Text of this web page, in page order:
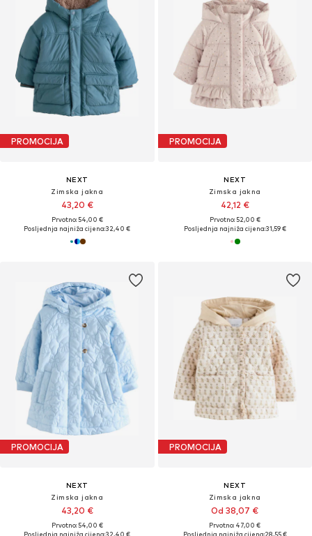
PROMOCIJA
NEXT
Zimska jakna
43,20 €
Prvotno: 54,00 €
Posljednja najniža cijena:32,40 €
PROMOCIJA
NEXT
Zimska jakna
42,12 €
Prvotno: 52,00 €
Posljednja najniža cijena:31,59 €
PROMOCIJA
NEXT
Zimska jakna
43,20 €
Prvotno: 54,00 €
PROMOCIJA
NEXT
Zimska jakna
Od 38,07 €
Prvotno: 47,00 €